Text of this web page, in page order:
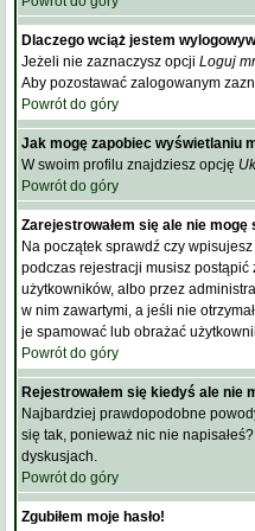
Dlaczego wciąż jestem
Jeżeli nie zaznaczysz opcji Loguj
Aby pozostawać zalogowanym
Powrót do góry
Jak mogę zapobiec wyświetlaniu
W swoim profilu znajdziesz opcję
Powrót do góry
Zarejestrowałem się ale nie mogę
Na początek sprawdź czy
podczas rejestracji musisz
użytkowników, albo przez
w nim zawartymi, a jeśli nie
je spamować lub obrażać
Powrót do góry
Rejestrowałem się kiedyś ale nie
Najbardziej prawdopodobne
się tak, ponieważ nic nie
dyskusjach.
Powrót do góry
Zgubiłem moje hasło!